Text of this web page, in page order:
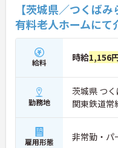
【茨城県／つくば
有料老人ホームにて
給料 時給1,156
勤務地
茨城県 つ
関東鉄道常
雇用形態 非常勤・パ